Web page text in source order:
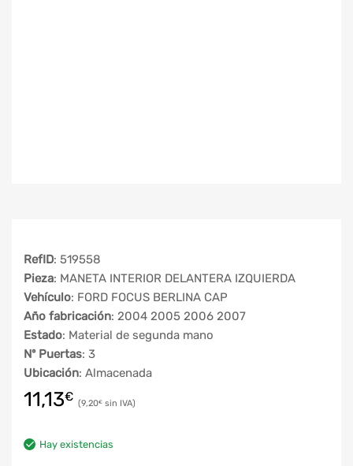
RefID: 519558
Pieza: MANETA INTERIOR DELANTERA IZQUIERDA
Vehículo: FORD FOCUS BERLINA CAP
Año fabricación: 2004 2005 2006 2007
Estado: Material de segunda mano
Nº Puertas: 3
Ubicación: Almacenada
11,13€ 9,20€
Hay existencias